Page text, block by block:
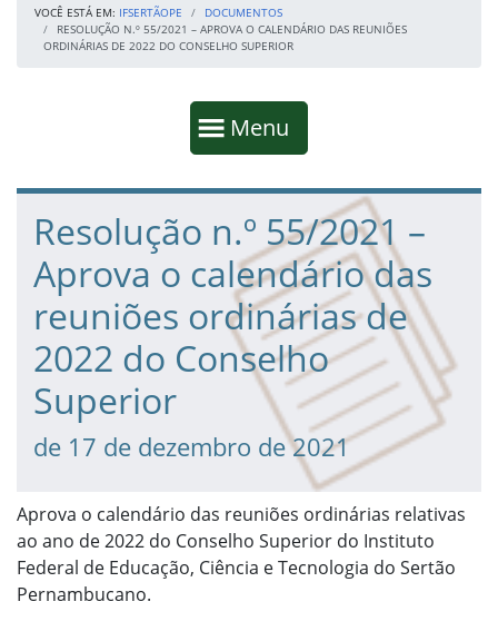
VOCÊ ESTÁ EM: IFSERTÃOPE
DOCUMENTOS
RESOLUÇÃO N.º 55/2021 – APROVA O CALENDÁRIO DAS REUNIÕES
ORDINÁRIAS DE 2022 DO CONSELHO SUPERIOR
Mostrar
Menu
Fim da navegação
Início do conteúdo
Resolução n.º 55/2021 –
Aprova o calendário das
reuniões ordinárias de
2022 do Conselho
Superior
de 17 de dezembro de 2021
Aprova o calendário das reuniões ordinárias relativas
ao ano de 2022 do Conselho Superior do Instituto
Federal de Educação, Ciência e Tecnologia do Sertão
Pernambucano.